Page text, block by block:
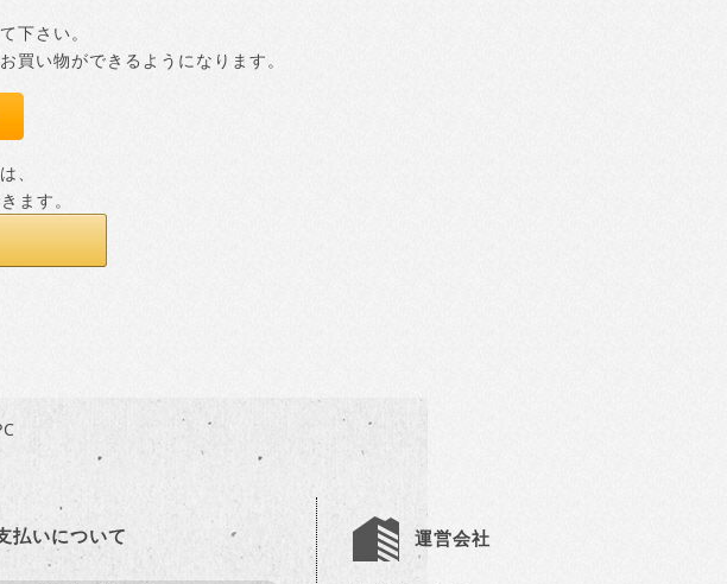
下さい。
買い物ができるようになります。
、
ます。
払いについて 運営会社